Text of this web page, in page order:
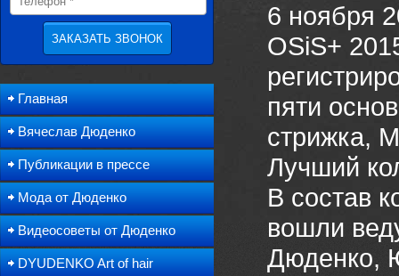
Главная
Вячеслав Дюденко
Публикации в прессе
Мода от Дюденко
Видеосоветы от Дюденко
DYUDENKO Art of hair
6 ноября
OSiS+
пяти
стрижка,
Лучший
В состав
вошли
Дюденко,